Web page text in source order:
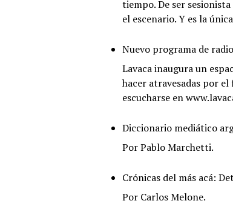
tiempo. De ser
el escenario. Y es la
Nuevo programa de
Lavaca inaugura un
hacer atravesadas por
escucharse en
Diccionario mediático
Por Pablo Marchetti.
Crónicas del más acá:
Por Carlos Melone.